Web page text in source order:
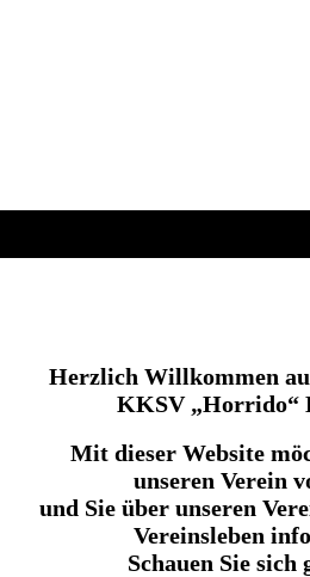
Herzlich Willkommen
KKSV „Horrido“
Mit dieser Website
unseren Verein
und Sie über unseren
Vereinsleben
Schauen Sie sich